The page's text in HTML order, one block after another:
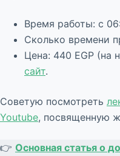
Время работы: с
Сколько времени
Цена: 440 EGP (на
сайт.
Советую посмотреть
Youtube, посвященную
👉 Основная статья о